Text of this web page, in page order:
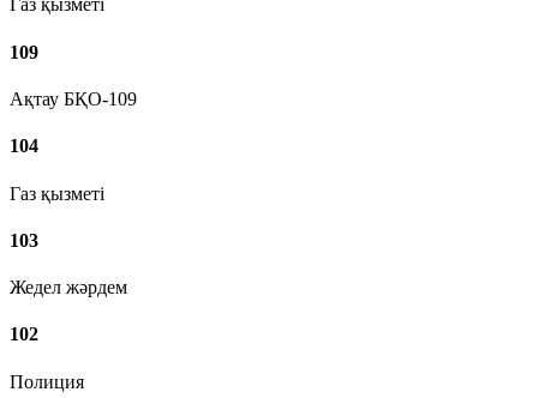
Газ қызметі
109
Ақтау БҚО-109
104
Газ қызметі
103
Жедел жәрдем
102
Полиция